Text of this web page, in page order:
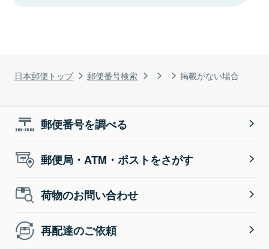
日本郵便トップ 郵便番号検索 掲載がない場合
郵便番号を調べる
郵便局・ATM・ポストをさがす
荷物のお問い合わせ
再配達のご依頼